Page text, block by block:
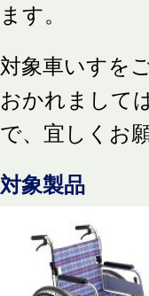
ます。
対象車いすを
おかれまして
で、宜しくお
対象製品